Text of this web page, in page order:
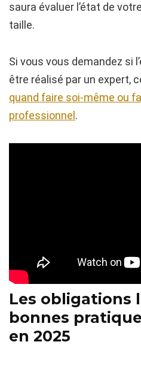
saura évaluer l’état de
taille.
Si vous vous demandez si
être réalisé par un expert,
quand faire soi-même ou
professionnel .
Les obligations
bonnes
en 2025